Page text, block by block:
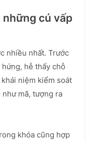
những cú vấp
nhiều nhất. Trước
hễ thấy chỗ
niệm kiểm soát
mã, tượng ra
khóa cũng hợp